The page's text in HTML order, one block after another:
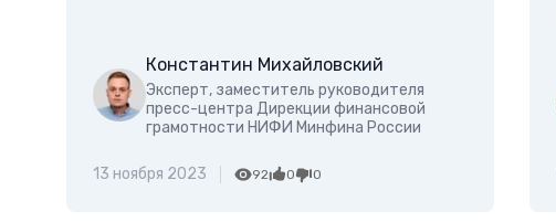
Константин Михайловский
Эксперт, заместитель руководителя
пресс-центра Дирекции финансовой
грамотности НИФИ Минфина России
13 ноября 2023 92 0 0